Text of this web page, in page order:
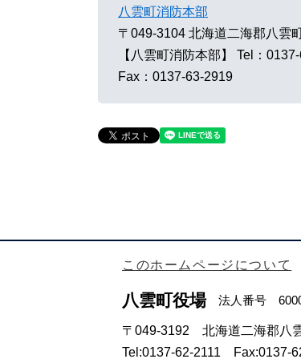
八雲町消防本部
〒049-3104 北海道二海郡八雲
【八雲町消防本部】
Tel：
Fax：0137-63-2919
このホームページについて
八雲町役場法人番号
〒049-3192 北海道二海郡八
Tel:0137-62-2111 Fax:0137-